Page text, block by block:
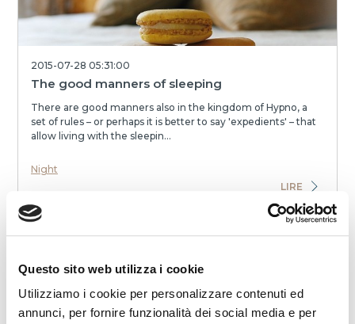
Questo sito web utilizza i cookie
Utilizziamo i cookie per personalizzare contenuti ed
annunci, per fornire funzionalità dei social media e per
2015-07-28 05:31:00
The good manners of sleeping
There are good manners also in the kingdom of Hypno, a
set of rules – or perhaps it is better to say 'expedients' – that
allow living with the sleepin...
Night
LIRE